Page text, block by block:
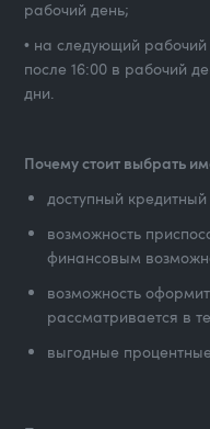
рабочий день;
• на следующий
после 16:00 в рабочий
дни.
Почему стоит выбрать
доступный
возможность
финансовым
возможность
рассматривается в
выгодные